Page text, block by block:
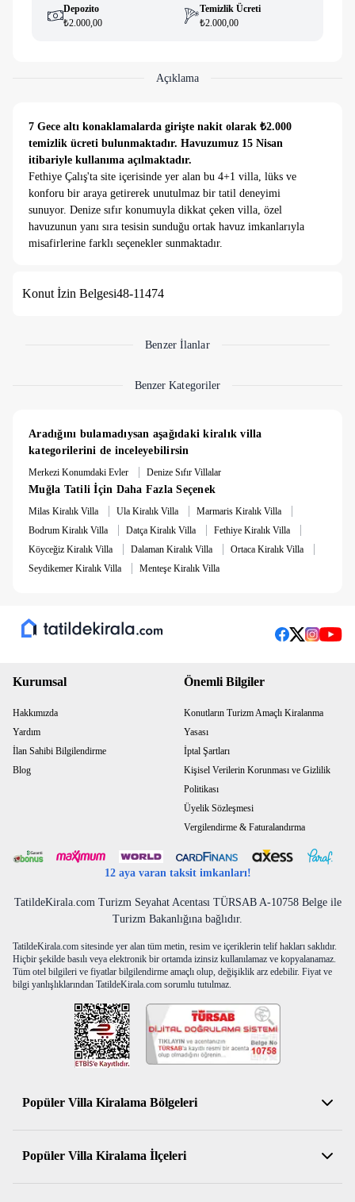
Depozito
₺2.000,00
Temizlik Ücreti
₺2.000,00
Açıklama
7 Gece altı konaklamalarda girişte nakit olarak ₺2.000
temizlik ücreti bulunmaktadır. Havuzumuz 15 Nisan
itibariyle kullanıma açılmaktadır.
Fethiye Çalış'ta site içerisinde yer alan bu 4+1 villa, lüks ve
konforu bir araya getirerek unutulmaz bir tatil deneyimi
sunuyor. Denize sıfır konumuyla dikkat çeken villa, özel
havuzunun yanı sıra tesisin sunduğu ortak havuz imkanlarıyla
misafirlerine farklı seçenekler sunmaktadır.
konforunda döşenmiş iç mekanlar, misafirlerin ihtiyaçlarına
rahat etmenizi sağlar. Villanın geniş bahçesi, havuz başında
Villa, Çalış Plajı’na sadece birkaç adım uzaklıkta olup,
izlemek için sahilde romantik bir yürüyüş yapabilir ya da
villanızın terasında manzaranın keyfini çıkarabilirsiniz.
Merkeze ve çevredeki popüler restoranlara yakın olan villa,
lezzetli yemeklerin ve eğlenceli akşam aktivitelerinin tadını
çıkarmanızı sağlar. Ayrıca, Ölüdeniz, Kayaköy ve Saklıkent
gibi Fethiye’nin ünlü turistik noktalarına kolay ulaşım imkanı
sunar.
Hem huzur hem de eğlence dolu bir tatil arıyorsanız, Fethiye
Çalış'ta bulunan bu özel villa, ihtiyaçlarınızı fazlasıyla
karşılayacaktır.
Konut İzin Belgesi48-11474
Benzer İlanlar
Benzer Kategoriler
Aradığını bulamadıysan aşağıdaki kiralık villa
kategorilerini de inceleyebilirsin
Merkezi Konumdaki Evler | Denize Sıfır Villalar
Muğla Tatili İçin Daha Fazla Seçenek
Milas Kiralık Villa | Ula Kiralık Villa | Marmaris Kiralık Villa |
Bodrum Kiralık Villa | Datça Kiralık Villa | Fethiye Kiralık Villa |
Köyceğiz Kiralık Villa | Dalaman Kiralık Villa | Ortaca Kiralık Villa |
Seydikemer Kiralık Villa | Menteşe Kiralık Villa
Kurumsal
Hakkımızda
Yardım
İlan Sahibi Bilgilendirme
Blog
Önemli Bilgiler
Konutların Turizm Amaçlı Kiralanma
Yasası
İptal Şartları
Kişisel Verilerin Korunması ve Gizlilik
Politikası
Üyelik Sözleşmesi
Vergilendirme & Faturalandırma
12 aya varan taksit imkanları!
TatildeKirala.com Turizm Seyahat Acentası TÜRSAB A-10758 Belge ile
Turizm Bakanlığına bağlıdır.
TatildeKirala.com sitesinde yer alan tüm metin, resim ve içeriklerin telif hakları saklıdır.
Hiçbir şekilde basılı veya elektronik bir ortamda izinsiz kullanılamaz ve kopyalanamaz.
Tüm otel bilgileri ve fiyatlar bilgilendirme amaçlı olup, değişiklik arz edebilir. Fiyat ve
bilgi yanlışlıklarından TatildeKirala.com sorumlu tutulmaz.
Popüler Villa Kiralama Bölgeleri
Antalya Kiralık Villa
Muğla Kiralık Villa
Aydın Kiralık Villa
Popüler Villa Kiralama İlçeleri
Kemer Kiralık Villa